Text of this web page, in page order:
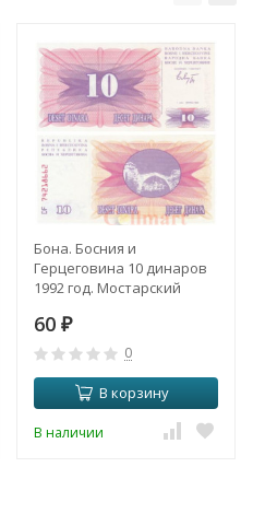
Бона. Босния и
Герцеговина 10 динаров
1992 год. Мостарский
60 ₽
0
В корзину
В наличии